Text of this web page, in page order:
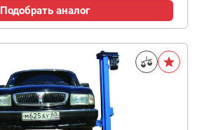
Подобрать аналог